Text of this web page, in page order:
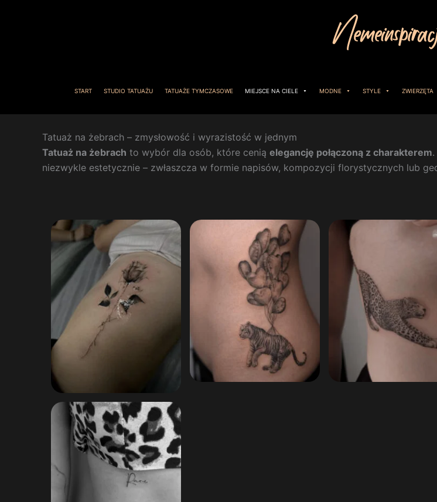
START STUDIO TATUAŻU TATUAŻE TYMCZASOWE MIEJSCE NA CIELE MODNE STYLE ZWIERZĘTA
Tatuaż na żebrach – zmysłowość i wyrazistość w jednym
Tatuaż na żebrach to wybór dla osób, które cenią elegancję połączoną z charakterem
niezwykle estetycznie – zwłaszcza w formie napisów, kompozycji florystycznych lub